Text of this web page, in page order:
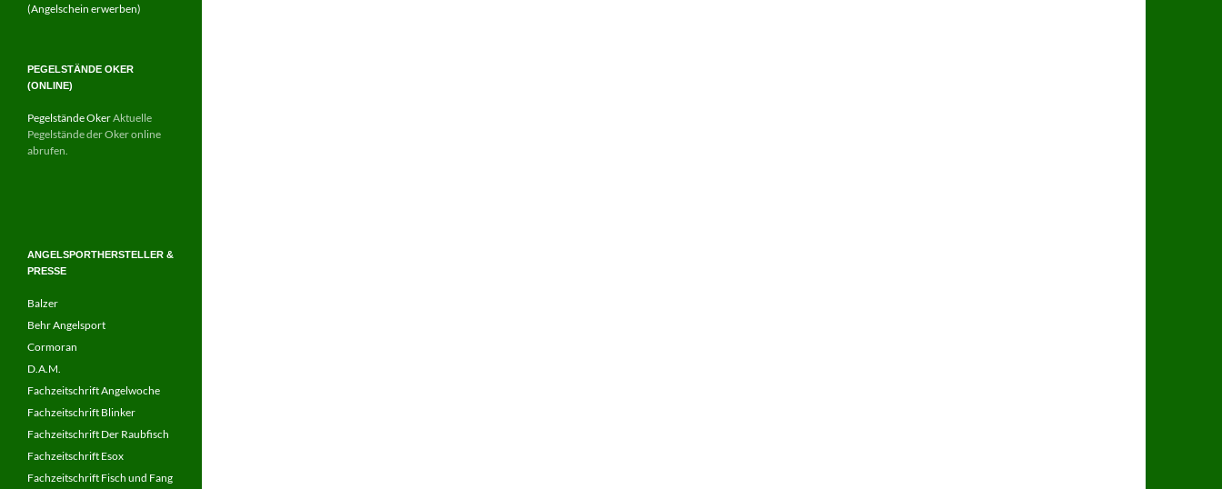
(Angelschein erwerben)
PEGELSTÄNDE OKER
(ONLINE)
Pegelstände OkerAktuelle
Pegelstände der Oker online
abrufen.
ANGELSPORTHERSTELLER &
PRESSE
Balzer
Behr Angelsport
Cormoran
D.A.M.
Fachzeitschrift Angelwoche
Fachzeitschrift Blinker
Fachzeitschrift Der Raubfisch
Fachzeitschrift Esox
Fachzeitschrift Fisch und Fang